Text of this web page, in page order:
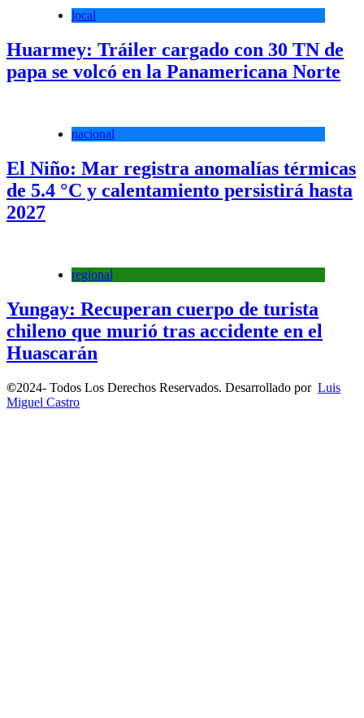
local
Huarmey: Tráiler cargado con 30 TN de
papa se volcó en la Panamericana Norte
nacional
El Niño: Mar registra anomalías térmicas
de 5.4 °C y calentamiento persistirá hasta
2027
regional
Yungay: Recuperan cuerpo de turista
chileno que murió tras accidente en el
Huascarán
©2024- Todos Los Derechos Reservados. Desarrollado por Luis
Miguel Castro